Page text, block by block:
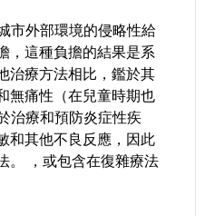
市外部環境的侵略性給
，這種負擔的結果是系
治療方法相比，鑑於其
無痛性（在兒童時期也
治療和預防炎症性疾
和其他不良反應，因此
。 ，或包含在復雜療法